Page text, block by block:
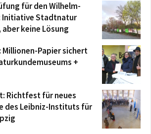
für den Wilhelm-
Initiative Stadtnatur
keine Lösung
Papier sichert
+
Richtfest für neues
des Leibniz-Instituts für